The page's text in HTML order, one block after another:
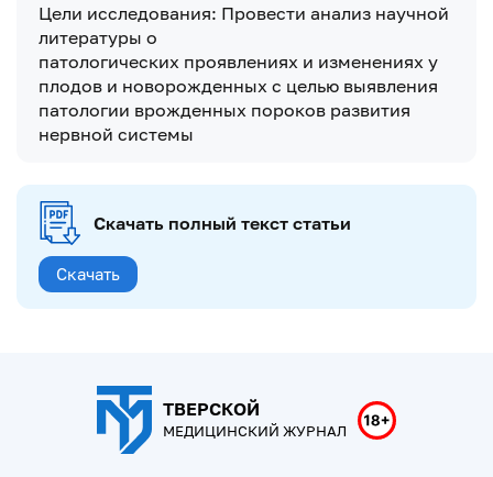
Цели исследования: Провести анализ научной
литературы о
патологических проявлениях и изменениях у
плодов и новорожденных с целью выявления
патологии врожденных пороков развития
нервной системы
Скачать полный текст статьи
Скачать
ТВЕРСКОЙ
МЕДИЦИНСКИЙ ЖУРНАЛ